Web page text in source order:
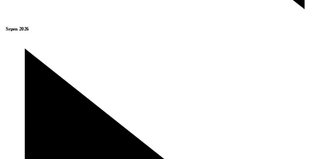
Srpen 2026